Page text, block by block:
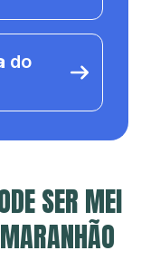
do
SER MEI